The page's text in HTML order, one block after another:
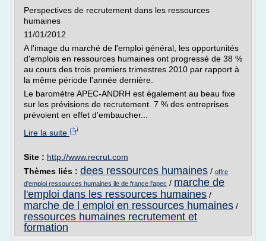
Perspectives de recrutement dans les ressources
humaines
11/01/2012
A l'image du marché de l'emploi général, les opportunités
d'emplois en ressources humaines ont progressé de 38 %
au cours des trois premiers trimestres 2010 par rapport à
la même période l'année dernière.
Le baromètre APEC-ANDRH est également au beau fixe
sur les prévisions de recrutement. 7 % des entreprises
prévoient en effet d'embaucher...
Lire la suite
Site : http://www.recrut.com
Thèmes liés : dees ressources humaines / offre
d'emploi ressources humaines ile de france l'apec / marche de
l'emploi dans les ressources humaines /
marche de l emploi en ressources humaines /
ressources humaines recrutement et
formation